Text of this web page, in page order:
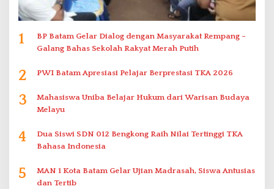
1
BP Batam Gelar Dialog dengan Masyarakat Rempang –
Galang Bahas Sekolah Rakyat Merah Putih
2 PWI Batam Apresiasi Pelajar Berprestasi TKA 2026
3
Mahasiswa Uniba Belajar Hukum dari Warisan Budaya
Melayu
4
Dua Siswi SDN 012 Bengkong Raih Nilai Tertinggi TKA
Bahasa Indonesia
5
MAN 1 Kota Batam Gelar Ujian Madrasah, Siswa Antusias
dan Tertib